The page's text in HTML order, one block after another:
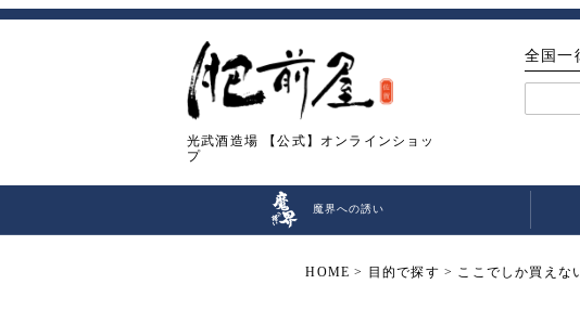
光武酒造場 【公式】オンラインショッ
プ
全国一
魔界への誘い
HOME 目的で探す ここでしか買えな